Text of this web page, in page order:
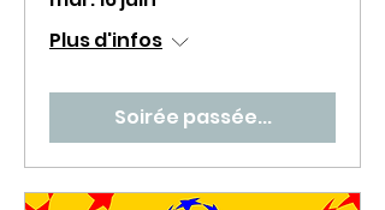
Plus d'infos
Soirée passée...